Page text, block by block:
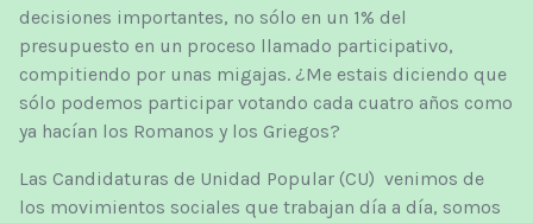
decisiones importantes, no sólo en un 1% del
presupuesto en un proceso llamado participativo,
compitiendo por unas migajas. ¿Me estais diciendo que
sólo podemos participar votando cada cuatro años como
ya hacían los Romanos y los Griegos?
Las Candidaturas de Unidad Popular (CU) venimos de
los movimientos sociales que trabajan día a día, somos